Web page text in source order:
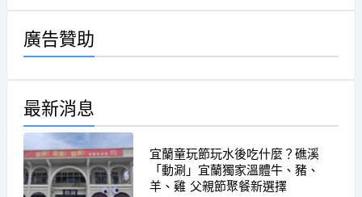
廣告贊助
最新消息
宜蘭童玩節玩水後吃什麼？礁溪
「動涮」宜蘭獨家溫體牛、豬、
羊、雞 父親節聚餐新選擇